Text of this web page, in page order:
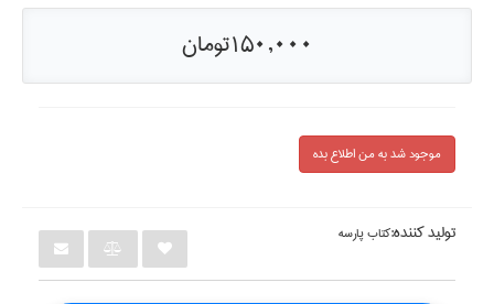
150,000تومان
موجود شد به من اطلاع بده
تولید کننده:كتاب پارسه